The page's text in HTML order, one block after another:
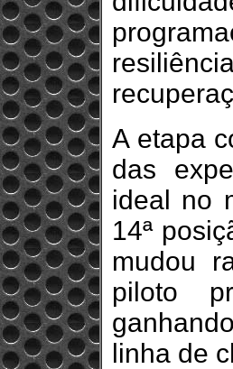
A etapa
das
ideal no
14ª
mudou
piloto
linha de